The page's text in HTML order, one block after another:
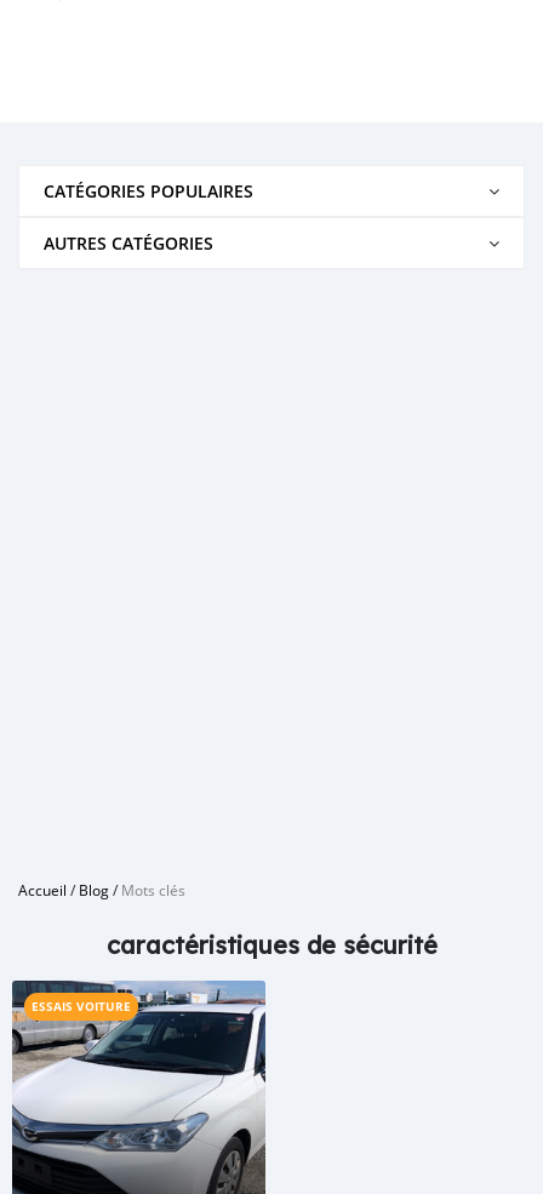
CATÉGORIES POPULAIRES
AUTRES CATÉGORIES
Accueil /Blog/Mots clés
caractéristiques de sécurité
ESSAIS VOITURE